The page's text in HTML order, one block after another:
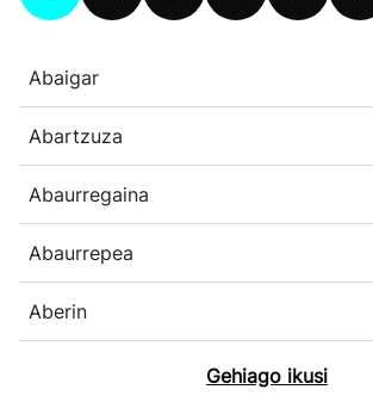
Abaigar
Abartzuza
Abaurregaina
Abaurrepea
Aberin
Gehiago ikusi